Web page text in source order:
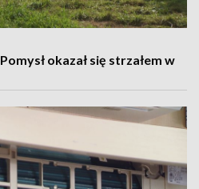
okazał się strzałem w